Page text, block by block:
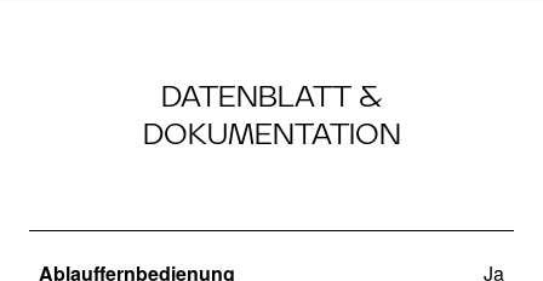
DATENBLATT &
DOKUMENTATION
Ablauffernbedienung Ja